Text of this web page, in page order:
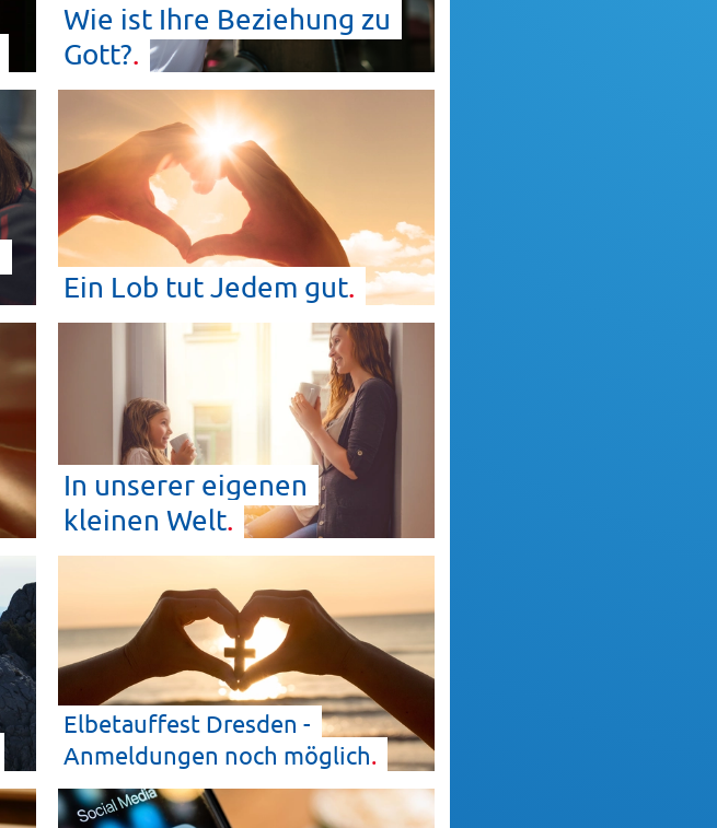
Wie ist Ihre Beziehung zu
Gott?
Ein Lob tut Jedem gut
In unserer eigenen
kleinen Welt
Elbetauffest Dresden -
Anmeldungen noch möglich